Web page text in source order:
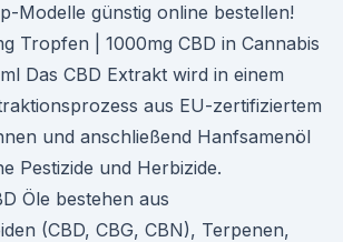
Modelle günstig online bestellen!
Tropfen | 1000mg CBD in Cannabis
Das CBD Extrakt wird in einem
aus EU-zertifiziertem
und anschließend Hanfsamenöl
Pestizide und Herbizide.
Öle bestehen aus
(CBD, CBG, CBN), Terpenen,